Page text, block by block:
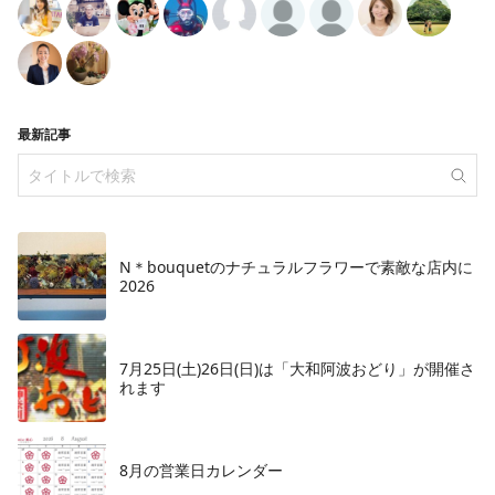
最新記事
N＊bouquetのナチュラルフラワーで素敵な店内に
2026
7月25日(土)26日(日)は「大和阿波おどり」が開催さ
れます
8月の営業日カレンダー